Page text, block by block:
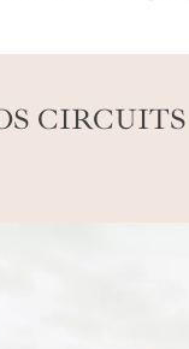
enseignes,